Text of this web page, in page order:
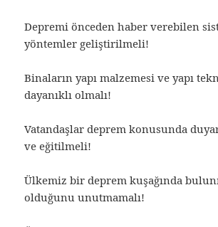
Depremi önceden haber verebilen
yöntemler geliştirilmeli!
Binaların yapı malzemesi ve yapı
dayanıklı olmalı!
Vatandaşlar deprem konusunda
ve eğitilmeli!
Ülkemiz bir deprem kuşağında
olduğunu unutmamalı!